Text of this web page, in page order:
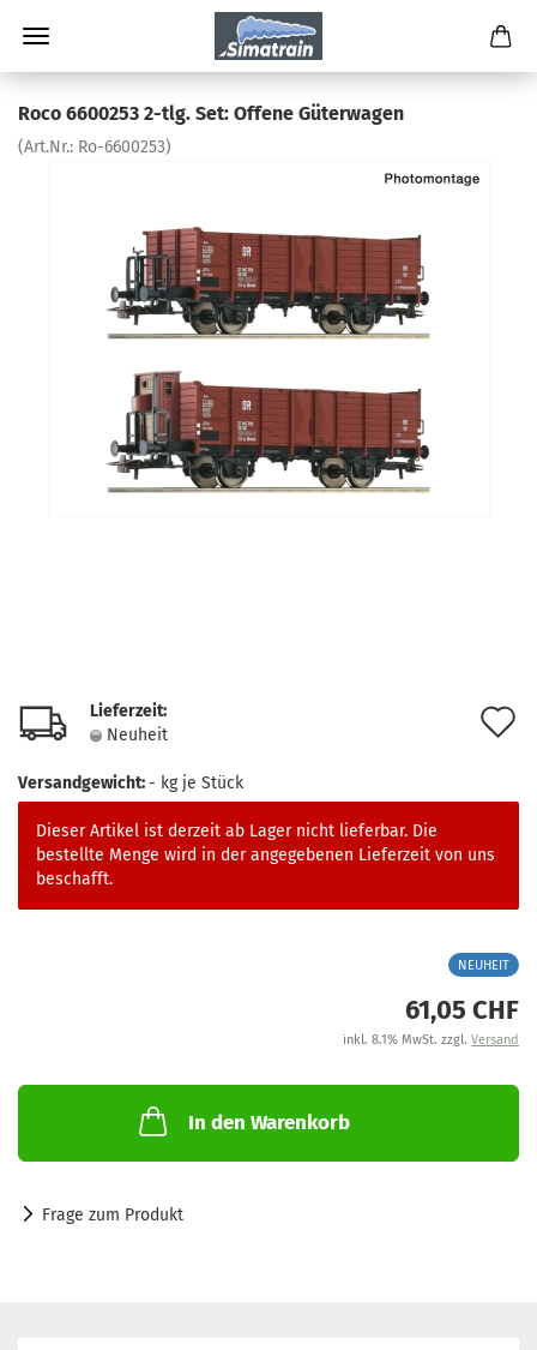
Roco 6600253 2-tlg. Set: Offene Güterwagen
(Art.Nr.: Ro-6600253)
Lieferzeit:
Neuheit
Versandgewicht:- kg je Stück
Dieser Artikel ist derzeit ab Lager nicht lieferbar. Die
bestellte Menge wird in der angegebenen Lieferzeit von uns
beschafft.
NEUHEIT
61,05 CHF
inkl. 8.1% MwSt. zzgl. Versand
In den Warenkorb
Frage zum Produkt